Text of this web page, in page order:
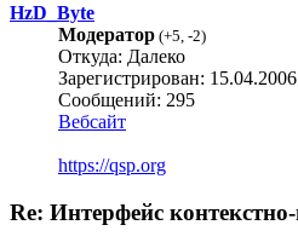
HzD_Byte
Модератор (+5 -2)
Откуда: Далеко
Зарегистрирован: 15.04.2006
Сообщений: 295
Вебсайт
https://qsp.org
Re: Интерфейс